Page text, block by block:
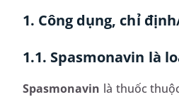
1. Công dụng, chỉ
1.1. Spasmonavin là
Spasmonavin là thuốc